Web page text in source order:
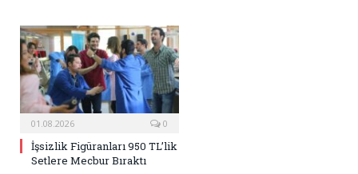
01.08.2026 0
İşsizlik Figüranları 950 TL’lik
Setlere Mecbur Bıraktı